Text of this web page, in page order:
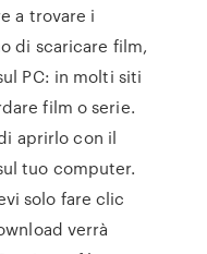
a trovare i
di scaricare film,
PC: in molti siti
film o serie.
aprirlo con il
tuo computer.
solo fare clic
verrà